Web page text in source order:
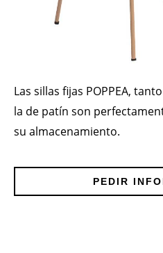
Las sillas fijas POPPEA,
la de patín son
su almacenamiento.
PEDIR